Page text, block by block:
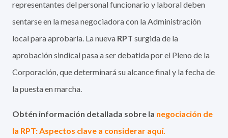
representantes del personal funcionario y laboral deben
sentarse en la mesa negociadora con la Administración
local para aprobarla. La nueva RPT surgida de la
aprobación sindical pasa a ser debatida por el Pleno de la
Corporación, que determinará su alcance final y la fecha de
la puesta en marcha.
Obtén información detallada sobre la negociación de
la RPT: Aspectos clave a considerar aquí.